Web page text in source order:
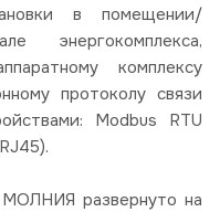
в помещении/
энергокомплекса,
комплексу
протоколу связи
Modbus RTU
развернуто на